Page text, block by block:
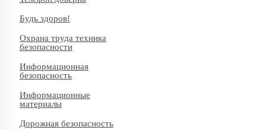
Будь здоров!
Охрана труда техника
безопасности
Информационная
безопасность
Информационные
материалы
Дорожная безопасность